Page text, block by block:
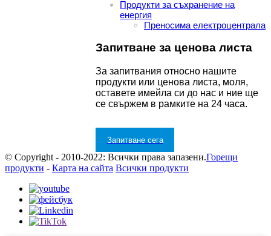
Продукти за съхранение на
енергия
Преносима електроцентрала
Запитване за ценова листа
За запитвания относно нашите
продукти или ценова листа, моля,
оставете имейла си до нас и ние ще
се свържем в рамките на 24 часа.
Запитване сега
© Copyright - 2010-2022: Всички права запазени.Горещи
продукти - Карта на сайта Всички продукти